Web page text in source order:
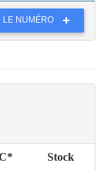
LE NUMÉRO
Stock